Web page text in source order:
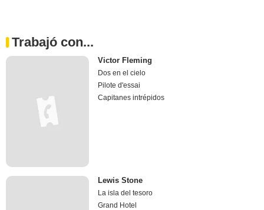
Trabajó con...
Victor Fleming
Dos en el cielo
Pilote d'essai
Capitanes intrépidos
Lewis Stone
La isla del tesoro
Grand Hotel